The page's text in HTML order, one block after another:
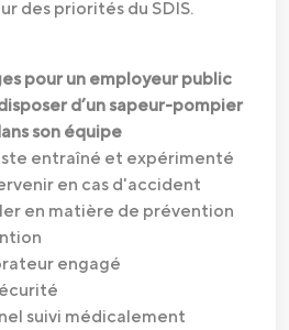
des priorités du SDIS.
pour un employeur public
d’un sapeur-pompier
son équipe
entraîné et expérimenté
en cas d'accident
en matière de prévention
engagé
suivi médicalement